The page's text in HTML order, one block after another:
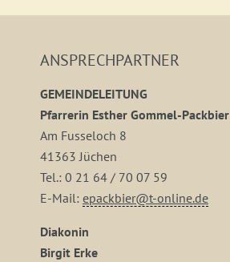
ANSPRECHPARTNER
GEMEINDELEITUNG
Pfarrerin Esther Gommel-Packbier
Am Fusseloch 8
41363 Jüchen
Tel.: 0 21 64 / 70 07 59
E-Mail: epackbier@t-online.de
Diakonin
Birgit Erke